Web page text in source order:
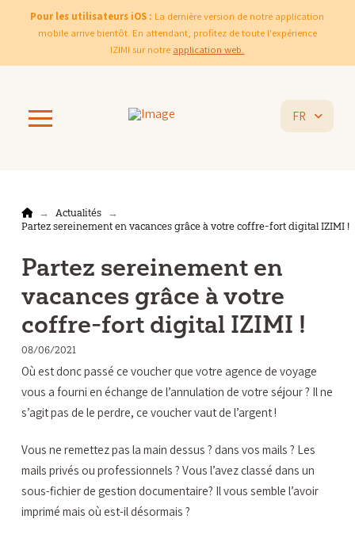
Pour les utilisateurs iOS : La dernière version de notre application
mobile arrive bientôt. En attendant, profitez de toute l'expérience
IZIMI sur notre application web.
FR
Home
→ Actualités
→
Partez sereinement en vacances grâce à votre coffre-fort digital IZIMI !
Partez sereinement en
vacances grâce à votre
coffre-fort digital IZIMI !
08/06/2021
Où est donc passé ce voucher que votre agence de voyage
vous a fourni en échange de l’annulation de votre séjour ? Il ne
s’agit pas de le perdre, ce voucher vaut de l’argent !
Vous ne remettez pas la main dessus ? dans vos mails ? Les
mails privés ou professionnels ? Vous l’avez classé dans un
sous-fichier de gestion documentaire? Il vous semble l’avoir
imprimé mais où est-il désormais ?